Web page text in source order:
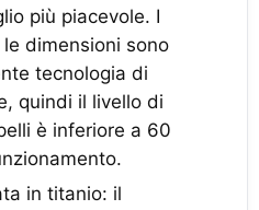
più piacevole. I
dimensioni sono
tecnologia di
quindi il livello di
è inferiore a 60
in titanio: il